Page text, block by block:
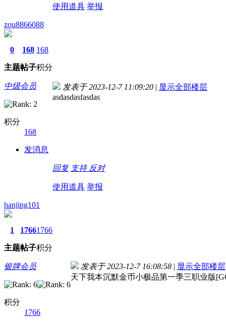
使用道具 举报
zou8866088
0
主题
168
帖子
168
积分
中级会员
积分
168
发消息
发表于 2023-12-7 11:09:20 | 显示全部楼层
asdasdasfasdas
回复 支持 反对
使用道具 举报
hanjing101
1
主题
1766
帖子
1766
积分
银牌会员
积分
1766
发表于 2023-12-7 16:08:58 | 显示全部楼层
天下我本沉默金币小极品第一季三职业版